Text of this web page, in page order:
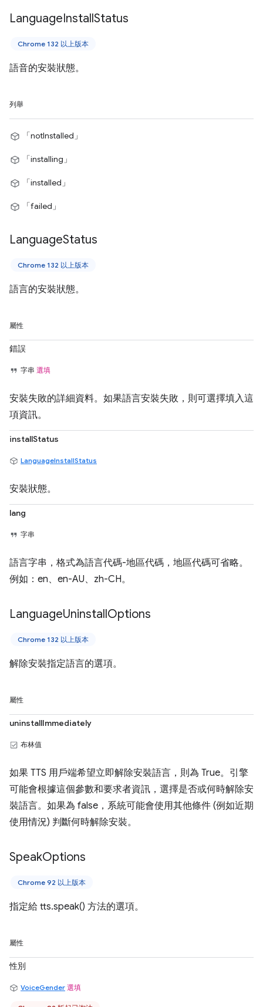
LanguageInstallStatus
Chrome 132 以上版本
語音的安裝狀態。
列舉
「notInstalled」
「installing」
「installed」
「failed」
LanguageStatus
Chrome 132 以上版本
語言的安裝狀態。
屬性
錯誤
字串 選填
安裝失敗的詳細資料。如果語言安裝失敗，則可選擇填入這
項資訊。
installStatus
LanguageInstallStatus
安裝狀態。
lang
字串
語言字串，格式為語言代碼-地區代碼，地區代碼可省略。
例如：en、en-AU、zh-CH。
LanguageUninstallOptions
Chrome 132 以上版本
解除安裝指定語言的選項。
屬性
uninstallImmediately
布林值
如果 TTS 用戶端希望立即解除安裝語言，則為 True。引擎
可能會根據這個參數和要求者資訊，選擇是否或何時解除安
裝語言。如果為 false，系統可能會使用其他條件 (例如近期
使用情況) 判斷何時解除安裝。
SpeakOptions
Chrome 92 以上版本
指定給 tts.speak() 方法的選項。
屬性
性別
VoiceGender 選填